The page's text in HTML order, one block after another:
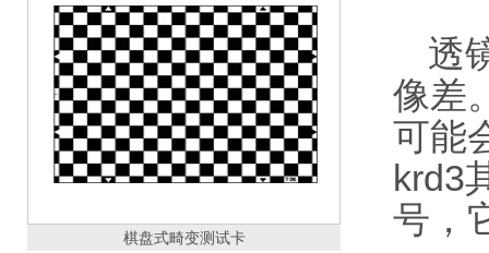
棋盘式畸变测试卡
透
像差
可能
krd3
号，